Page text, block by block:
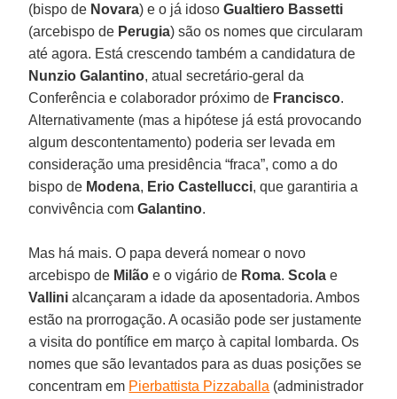
(bispo de Novara) e o já idosoGualtiero Bassetti
(arcebispo de Perugia) são os nomes que circularam
até agora. Está crescendo também a candidatura de
Nunzio Galantino, atual secretário-geral da
Conferência e colaborador próximo de Francisco.
Alternativamente (mas a hipótese já está provocando
algum descontentamento) poderia ser levada em
consideração uma presidência “fraca”, como a do
bispo de Modena, Erio Castellucci, que garantiria a
convivência comGalantino.
Mas há mais. O papa deverá nomear o novo
arcebispo de Milão e o vigário de Roma.Scola e
Vallini alcançaram a idade da aposentadoria. Ambos
estão na prorrogação. A ocasião pode ser justamente
a visita do pontífice em março à capital lombarda. Os
nomes que são levantados para as duas posições se
concentram em Pierbattista Pizzaballa (administrador